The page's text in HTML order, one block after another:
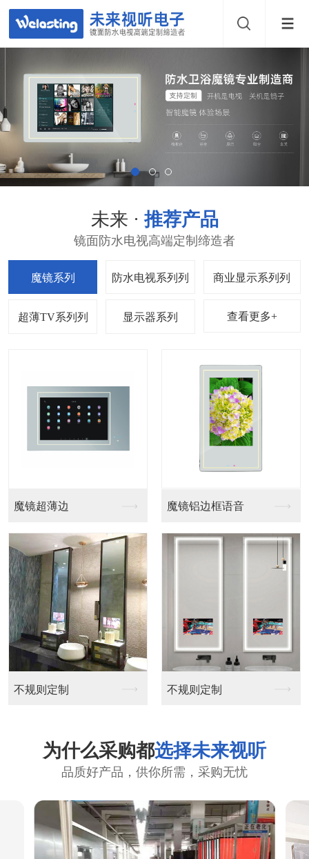
未来 · 推荐产品
镜面防水电视高端定制缔造者
魔镜系列 防水电视系列 商业显示系列
超薄TV系列 显示器系列 查看更多+
魔镜超薄边 魔镜铝边框语音
不规则定制 不规则定制
为什么采购都选择未来视听
品质好产品，供你所需，采购无忧